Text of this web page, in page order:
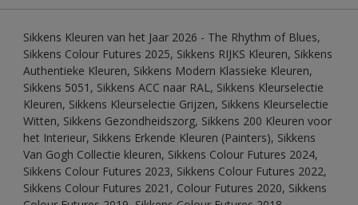
Sikkens Kleuren van het Jaar 2026 - The Rhythm of Blues,
Sikkens Colour Futures 2025, Sikkens RIJKS Kleuren, Sikkens
Authentieke Kleuren, Sikkens Modern Klassieke Kleuren,
Sikkens 5051, Sikkens ACC naar RAL, Sikkens Kleurselectie
Kleuren, Sikkens Kleurselectie Grijzen, Sikkens Kleurselectie
Witten, Sikkens Gezondheidszorg, Sikkens 200 Kleuren voor
het Interieur, Sikkens Erkende Kleuren (Painters), Sikkens
Van Gogh Collectie kleuren, Sikkens Colour Futures 2024,
Sikkens Colour Futures 2023, Sikkens Colour Futures 2022,
Sikkens Colour Futures 2021, Colour Futures 2020, Sikkens